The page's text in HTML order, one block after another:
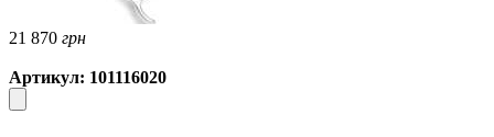
21 870 грн
Артикул: 101116020